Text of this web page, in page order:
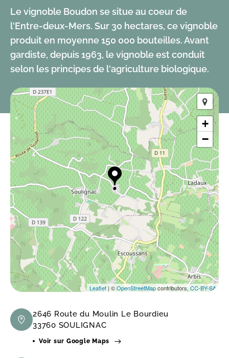
Le vignoble Boudon se situe au coeur de
l'Entre-deux-Mers. Sur 30 hectares, ce vignoble
produit en moyenne 150 000 bouteilles. Avant
gardiste, depuis 1963, le vignoble est conduit
selon les principes de l'agriculture biologique.
+
−
Leaflet| ©OpenStreetMapcontributors,CC-BY-SA
2646 Route du Moulin Le Bourdieu
33760 SOULIGNAC
Voir sur Google Maps